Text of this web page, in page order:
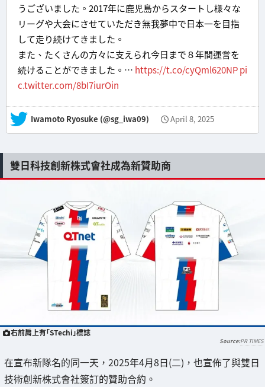
うございました。2017年に鹿児島からスタートし様々な
リーグや大会にさせていただき無我夢中で日本一を目指
して走り続けてきました。
また、たくさんの方々に支えられ今日まで８年間運営を
続けることができました。… https://t.co/cyQml620NPpi
c.twitter.com/8bI7iurOin
— Iwamoto Ryosuke (@sg_iwa09) April 8, 2025
雙日科技創新株式會社成為新贊助商
右前肩上有「STechi」標誌
PR TIMES
在宣布新隊名的同一天，2025年4月8日(二)，也宣佈了與雙日
技術創新株式會社簽訂的贊助合約。